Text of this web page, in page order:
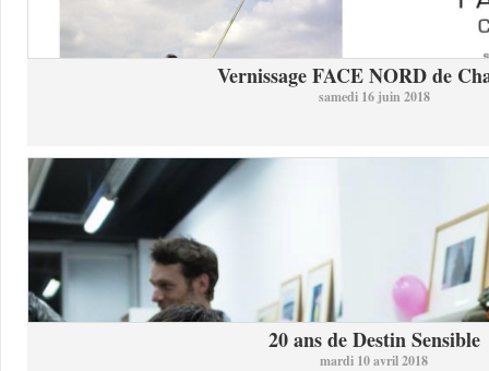
Vernissage FACE NORD de
samedi 16 juin 2018
20 ans de Destin Sensible
mardi 10 avril 2018